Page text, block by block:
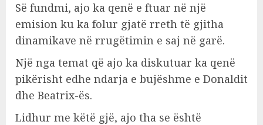
Së fundmi, ajo ka qenë e ftuar në një
emision ku ka folur gjatë rreth të gjitha
dinamikave në rrugëtimin e saj në garë.
Një nga temat që ajo ka diskutuar ka qenë
pikërisht edhe ndarja e bujëshme e Donaldit
dhe Beatrix-ës.
Lidhur me këtë gjë, ajo tha se është